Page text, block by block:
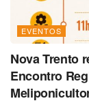
EVENTOS
Nova Trento
Encontro